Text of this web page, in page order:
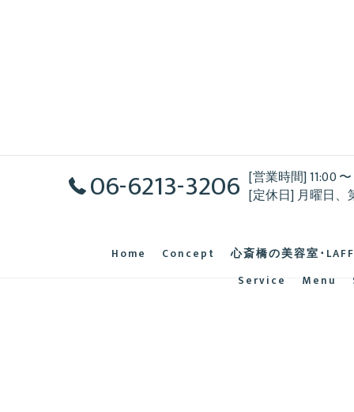
06-6213-3206 [営業時間] 11:00
[定休日] 月曜日、
Home Concept 心斎橋の美容室･
Service
Menu